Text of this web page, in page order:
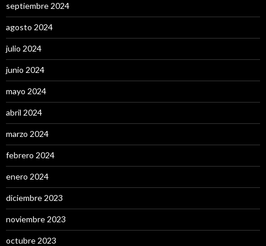
septiembre 2024
agosto 2024
julio 2024
junio 2024
mayo 2024
abril 2024
marzo 2024
febrero 2024
enero 2024
diciembre 2023
noviembre 2023
octubre 2023